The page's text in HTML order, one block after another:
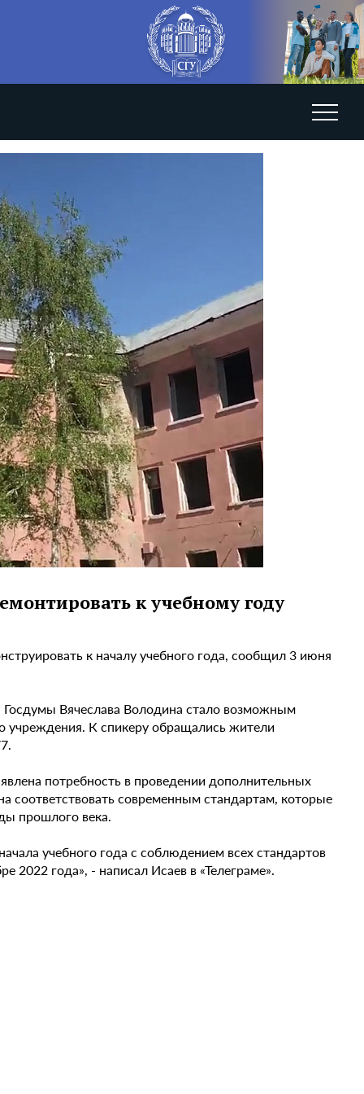
к учебному году
к началу учебного года, сообщил 3 июня
Вячеслава Володина стало возможным
учреждения. К спикеру обращались жители
потребность в проведении дополнительных
соответствовать современным стандартам, которые
прошлого века.
учебного года с соблюдением всех стандартов
2022 года», - написал Исаев в «Телеграме».